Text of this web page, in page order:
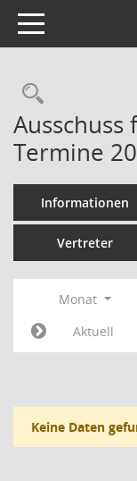
Toggle navigation
Ausschuss
Termine
Informationen
Vertreter
Monat
Aktuell
Keine Daten